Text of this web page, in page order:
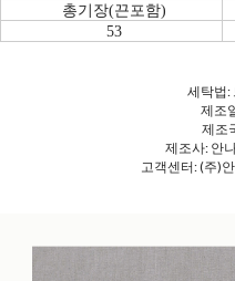
총기장(끈포함)
53
세탁법:
제조
제조
제조사: 안
고객센터: (주)